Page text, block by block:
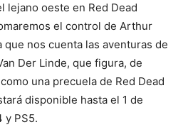
lejano oeste en Red Dead
el control de Arthur
que nos cuenta las aventuras de
Der Linde, que figura, de
una precuela de Red Dead
disponible hasta el 1 de
y PS5.